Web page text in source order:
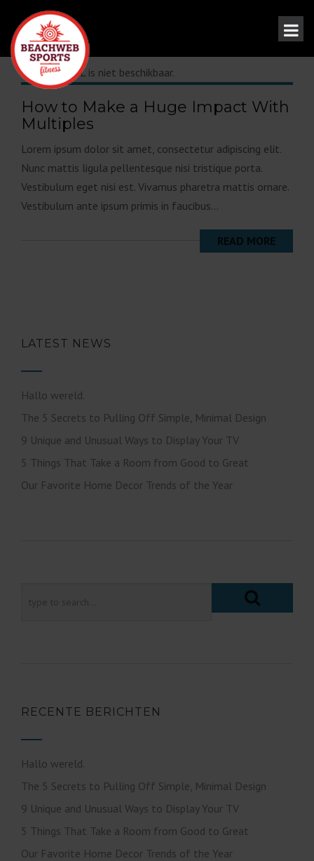
Embed HTML is niet beschikbaar.
How to Make a Huge Impact With
Multiples
Lorem ipsum dolor sit amet, consectetur adipiscing elit.
Nunc mattis ligula pellentesque nisi tristique porta.
Vestibulum eget nisi est. Vivamus pharetra mattis ornare.
Vestibulum ante ipsum primis in faucibus...
READ MORE
LATEST NEWS
Hallo wereld.
The 5 Secrets to Pulling Off Simple, Minimal Design
9 Unique and Unusual Ways to Display Your TV
5 Things That Take a Room from Good to Great
Our Favorite Home Decor Trends of the Year
RECENTE BERICHTEN
Hallo wereld.
The 5 Secrets to Pulling Off Simple, Minimal Design
9 Unique and Unusual Ways to Display Your TV
5 Things That Take a Room from Good to Great
Our Favorite Home Decor Trends of the Year